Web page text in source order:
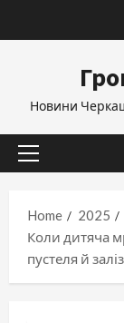
Новини
Primary
Home
2025
Коли дитяча
пустеля й